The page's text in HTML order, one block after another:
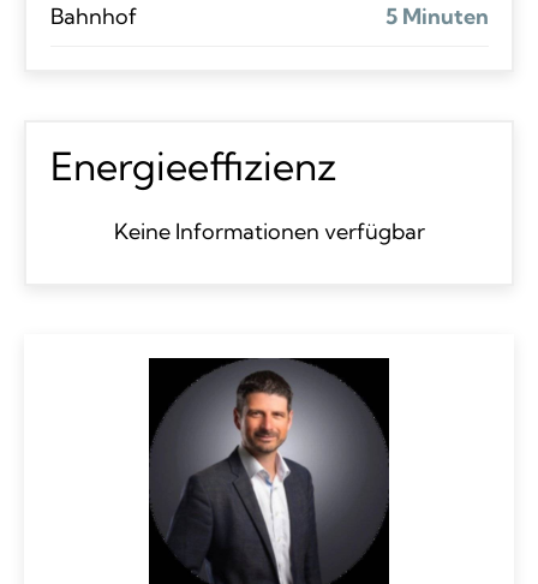
Bahnhof 5 Minuten
Energieeffizienz
Keine Informationen verfügbar